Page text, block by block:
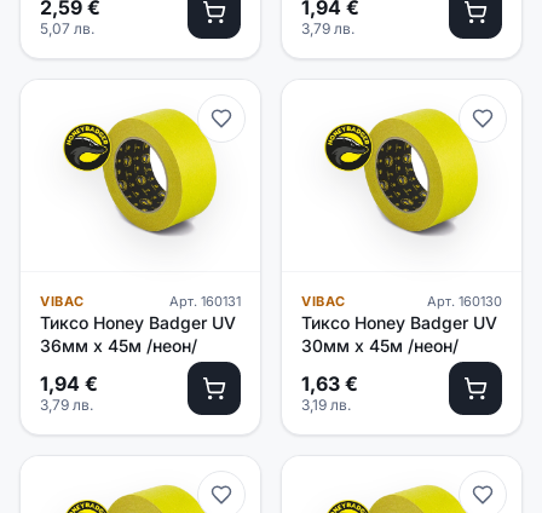
2,59 €
5,07 лв.
1,94 €
3,79 лв.
VIBAC Арт. 160131
Тиксо Honey Badger UV
36мм х 45м /неон/
1,94 €
3,79 лв.
VIBAC Арт. 160130
Тиксо Honey Badger UV
30мм х 45м /неон/
1,63 €
3,19 лв.